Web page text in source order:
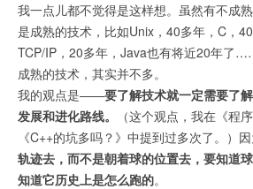
我一点儿都不觉得是这样想。虽然有不成
是成熟的技术，比如Unix，40多年，C，
TCP/IP，20多年，Java也有将近20年了
成熟的技术，其实并不多。
我的观点是——要了解技术就一定需要了
发展和进化路线。
（这个观点，我在《程
《C++的坑多吗？》中提到过多次了。）因
轨迹去，而不是朝着球的位置去，要知道
知道它历史上是怎么跑的。